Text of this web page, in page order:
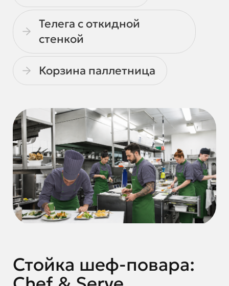
Телега с откидной
стенкой
Корзина паллетница
Стойка шеф-повара: